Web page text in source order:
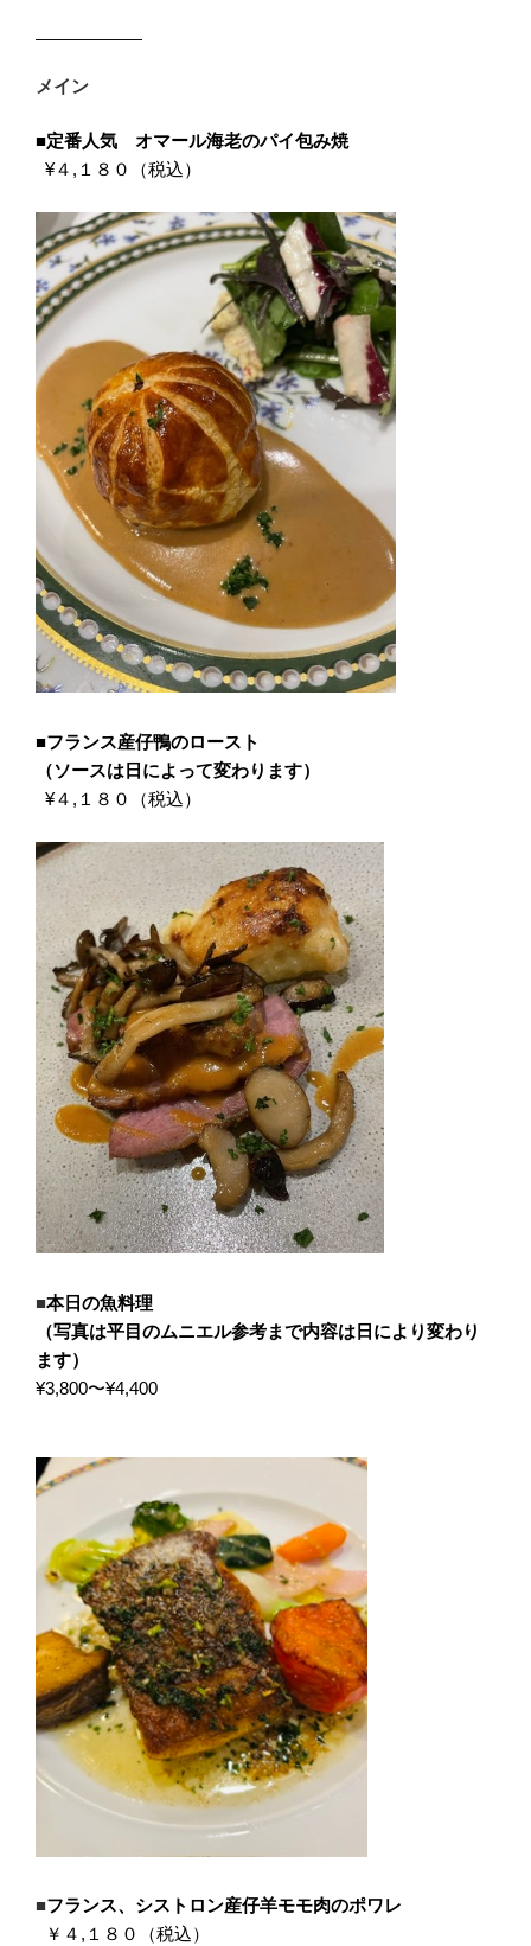
メイン
■定番人気 オマール海老のパイ包み焼
¥４,１８０（税込）
■フランス産仔鴨のロースト
（ソースは日によって変わります）
¥４,１８０（税込）
■本日の魚料理
（写真は平目のムニエル参考まで内容は日により変わり
ます）
¥3,800〜¥4,400
■フランス、シストロン産仔羊モモ肉のポワレ
￥４,１８０（税込）